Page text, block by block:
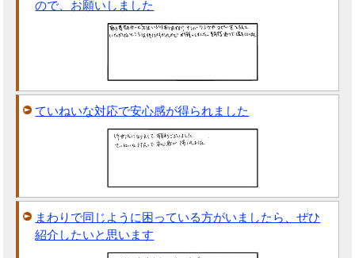
ので、お願いしました
ていねいな対応で安心感が得られました
まわりで同じように困っている方がいましたら、ぜひ
紹介したいと思います